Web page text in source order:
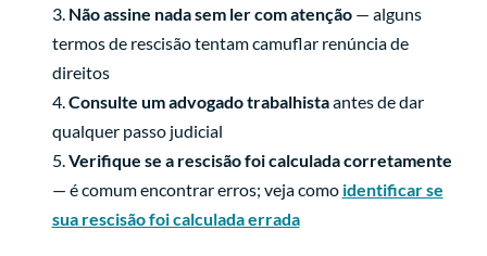
Não assine nada sem ler com atenção— alguns
termos de rescisão tentam camuflar renúncia de
direitos
Consulte um advogado trabalhistaantes de dar
qualquer passo judicial
Verifique se a rescisão foi calculada corretamente
— é comum encontrar erros; veja como identificar se
sua rescisão foi calculada errada